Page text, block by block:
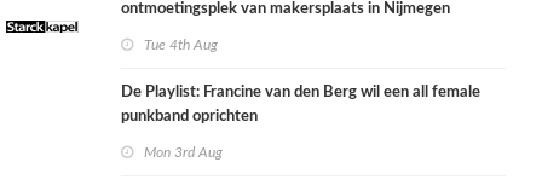
ontmoetingsplek van makersplaats in Nijmegen
Tue 4th Aug
De Playlist: Francine van den Berg wil een all female
punkband oprichten
Mon 3rd Aug